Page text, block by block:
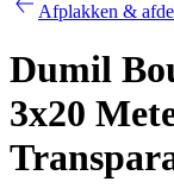
Afplakken &
Dumil
3x20